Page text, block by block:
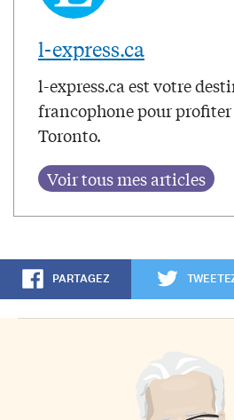
l-express.ca
l-express.ca est votre
francophone pour
Toronto.
PARTAGEZ